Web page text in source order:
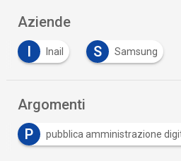
Aziende
I
Inail S Samsung
Argomenti
T trasformazione digitale